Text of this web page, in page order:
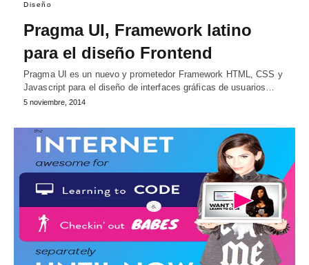
Diseño
Pragma UI, Framework latino
para el diseño Frontend
Pragma UI es un nuevo y prometedor Framework HTML, CSS y
Javascript para el diseño de interfaces gráficas de usuarios…
5 noviembre, 2014